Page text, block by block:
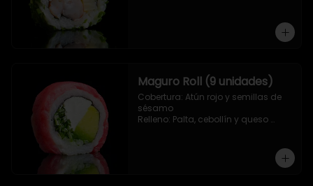
Maguro Roll (9 unidades)
Cobertura: Atún rojo y semillas de
sésamo
Relleno: Palta, cebollín y queso